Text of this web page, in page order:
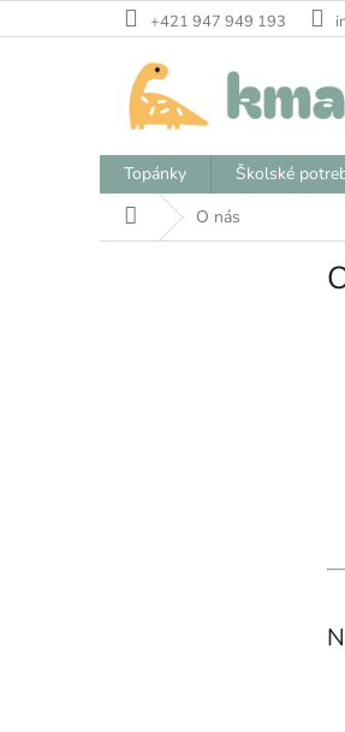
na
+421 947 949 193
Topánky Školské
DomovO nás